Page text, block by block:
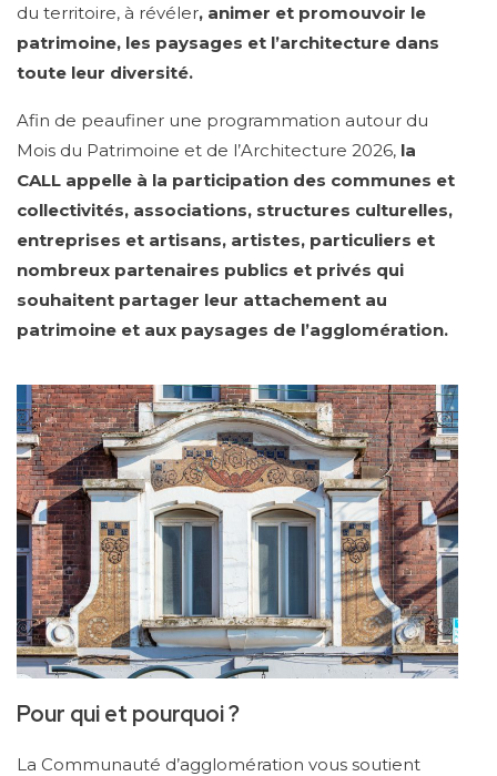
du territoire, à révéler, animer et promouvoir le
patrimoine, les paysages et l’architecture dans
toute leur diversité.
Afin de peaufiner une programmation autour du
Mois du Patrimoine et de l’Architecture 2026, la
CALL appelle à la participation des communes et
collectivités, associations, structures culturelles,
entreprises et artisans, artistes, particuliers et
nombreux partenaires publics et privés qui
souhaitent partager leur attachement au
patrimoine et aux paysages de l’agglomération.
Pour qui et pourquoi ?
La Communauté d’agglomération vous soutient